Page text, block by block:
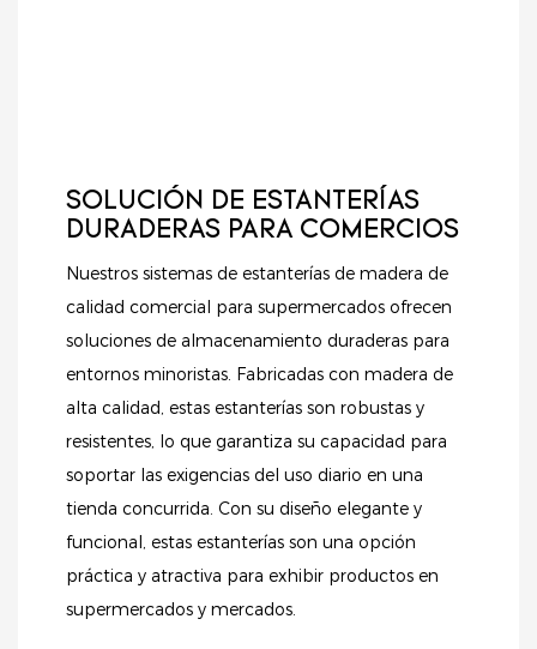
SOLUCIÓN DE ESTANTERÍAS
DURADERAS PARA COMERCIOS
Nuestros sistemas de estanterías de madera de
calidad comercial para supermercados ofrecen
soluciones de almacenamiento duraderas para
entornos minoristas. Fabricadas con madera de
alta calidad, estas estanterías son robustas y
resistentes, lo que garantiza su capacidad para
soportar las exigencias del uso diario en una
tienda concurrida. Con su diseño elegante y
funcional, estas estanterías son una opción
práctica y atractiva para exhibir productos en
supermercados y mercados.